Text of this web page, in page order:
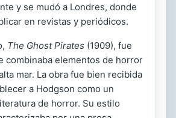
y se mudó a Londres, donde
en revistas y periódicos.
The Ghost Pirates (1909), fue
combinaba elementos de horror
mar. La obra fue bien recibida
a Hodgson como un
de horror. Su estilo